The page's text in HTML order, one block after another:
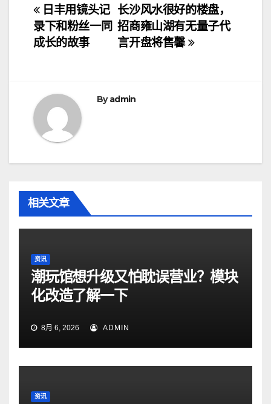
文
章
航
长沙风水很好的楼盘，
招商雍山湖有无量子代
言开盘将售馨
日丰用镜头记
录下和粉丝一同
成长的故事
Byadmin
相关文章
资讯
潮玩馆想升级又怕耽误营业？模块
化改造了解一下
8月 6, 2026 ADMIN
资讯